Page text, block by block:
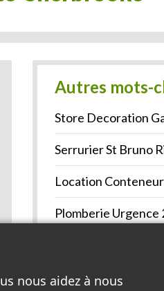
Autres mots-
Store Decoration
Serrurier St Bruno
Location
Plomberie Urgence
Voir la liste complète
nous aidez à nous